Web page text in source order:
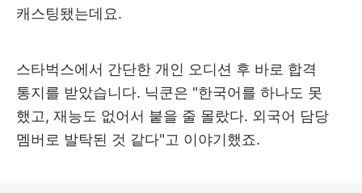
캐스팅됐는데요.
스타벅스에서 간단한 개인 오디션 후 바로 합격
통지를 받았습니다. 닉쿤은 "한국어를 하나도 못
했고, 재능도 없어서 붙을 줄 몰랐다. 외국어 담당
멤버로 발탁된 것 같다"고 이야기했죠.